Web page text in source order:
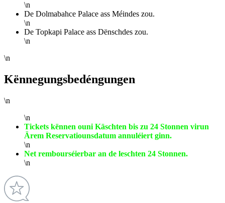
\n
De Dolmabahce Palace ass Méindes zou.
\n
De Topkapi Palace ass Dënschdes zou.
\n
\n
Kënnegungsbedéngungen
\n
\n
Tickets kënnen ouni Käschten bis zu 24 Stonnen virun
Ärem Reservatiounsdatum annuléiert ginn.
\n
Net rembourséierbar an de leschten 24 Stonnen.
\n